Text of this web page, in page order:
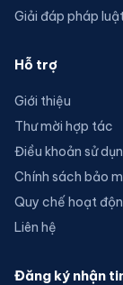
Giải đáp pháp
Hỗ trợ
Giới thiệu
Thư mời hợp tác
Điều khoản sử
Chính sách bảo
Quy chế hoạt
Liên hệ
Đăng ký nhận